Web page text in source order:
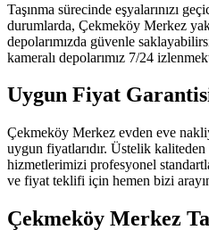
Taşınma sürecinde eşyalarınızı
durumlarda, Çekmeköy Merkez
depolarımızda güvenle
kameralı depolarımız 7/24
Uygun Fiyat
Çekmeköy Merkez evden eve
uygun fiyatlarıdır. Üstelik
hizmetlerimizi profesyonel
ve fiyat teklifi için hemen bizi
Çekmeköy Merkez